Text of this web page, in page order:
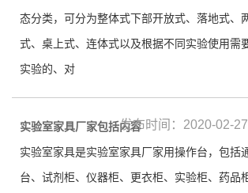
态分类，可分为整体式下部开放式、落地式、
式、桌上式、连体式以及根据不同实验使用需
实验的、对
实验室家具厂家包括内容
实验室家具是实验室家具厂家用操作台，包括
台、试剂柜、仪器柜、更衣柜、实验柜、药品
发布时间：2020-02-